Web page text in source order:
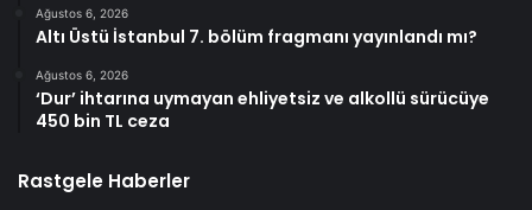
Ağustos 6, 2026
Altı Üstü İstanbul 7. bölüm fragmanı yayınlandı mı?
Ağustos 6, 2026
‘Dur’ ihtarına uymayan ehliyetsiz ve alkollü sürücüye
450 bin TL ceza
Rastgele Haberler